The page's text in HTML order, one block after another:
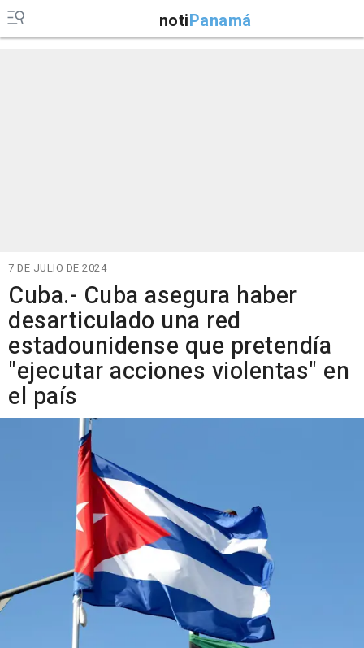
notiPanamá
7 DE JULIO DE 2024
Cuba.- Cuba asegura haber
desarticulado una red
estadounidense que pretendía
"ejecutar acciones violentas" en
el país